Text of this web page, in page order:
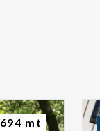
694 mt